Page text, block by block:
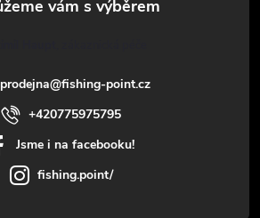
prodejna@fishing-point.cz
+420775975795
Jsme i na facebooku!
fishing.point/